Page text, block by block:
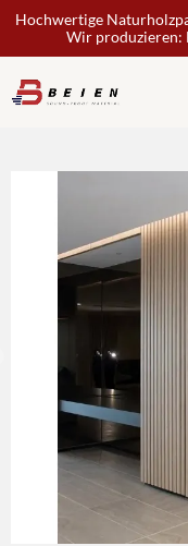
Hochwertige
Wir produzieren: